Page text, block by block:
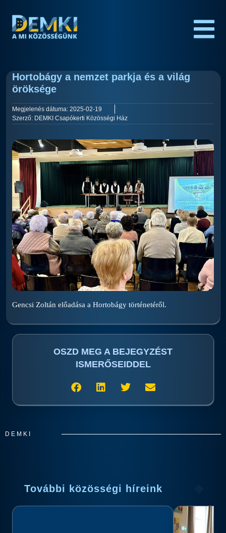
Hortobágy a nemzet parkja és a világ
öröksége
Megjelenés dátuma: 2025-02-19
Szerző: DEMKI Csapókerti Közösségi Ház
Gencsi Zoltán előadása a Hortobágy történetéről.
OSZD MEG A BEJEGYZÉST
ISMERŐSEIDDEL
DEMKI
További közösségi híreink